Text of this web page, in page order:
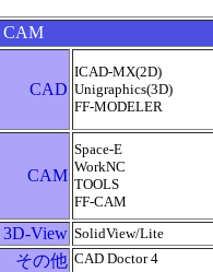
CAM
CAD
ICAD-MX(2D)
Unigraphics(3D)
FF-MODELER
CAM
Space-E
WorkNC
TOOLS
FF-CAM
3D-View SolidView/Lite
その他 CAD Doctor 4